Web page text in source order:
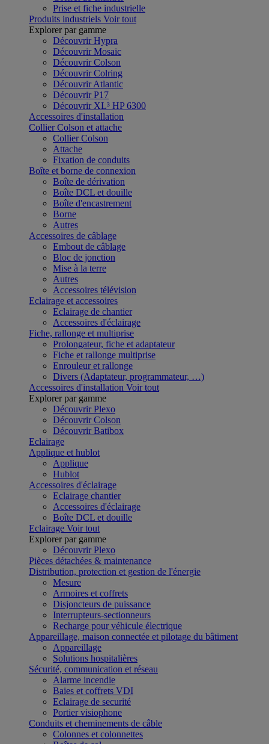
Prise et fiche industrielle
Produits industriels Voir tout
Explorer par gamme
Découvrir Hypra
Découvrir Mosaic
Découvrir Colson
Découvrir Colring
Découvrir Atlantic
Découvrir P17
Découvrir XL³ HP 6300
Accessoires d'installation
Collier Colson et attache
Collier Colson
Attache
Fixation de conduits
Boîte et borne de connexion
Boîte de dérivation
Boîte DCL et douille
Boîte d'encastrement
Borne
Autres
Accessoires de câblage
Embout de câblage
Bloc de jonction
Mise à la terre
Autres
Accessoires télévision
Eclairage et accessoires
Eclairage de chantier
Accessoires d'éclairage
Fiche, rallonge et multiprise
Prolongateur, fiche et adaptateur
Fiche et rallonge multiprise
Enrouleur et rallonge
Divers (Adaptateur, programmateur, …)
Accessoires d'installation Voir tout
Explorer par gamme
Découvrir Plexo
Découvrir Colson
Découvrir Batibox
Eclairage
Applique et hublot
Applique
Hublot
Accessoires d'éclairage
Eclairage chantier
Accessoires d'éclairage
Boîte DCL et douille
Eclairage Voir tout
Explorer par gamme
Découvrir Plexo
Pièces détachées & maintenance
Distribution, protection et gestion de l'énergie
Mesure
Armoires et coffrets
Disjoncteurs de puissance
Interrupteurs-sectionneurs
Recharge pour véhicule électrique
Appareillage, maison connectée et pilotage du bâtiment
Appareillage
Solutions hospitalières
Sécurité, communication et réseau
Alarme incendie
Baies et coffrets VDI
Eclairage de securité
Portier visiophone
Conduits et cheminements de câble
Colonnes et colonnettes